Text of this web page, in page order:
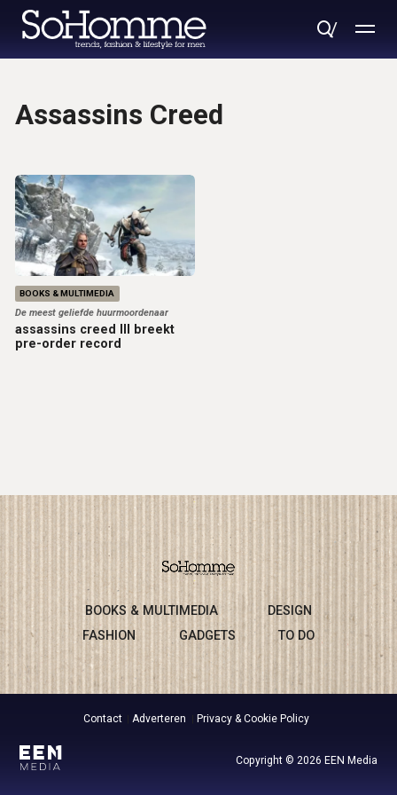
Assassins Creed
BOOKS & MULTIMEDIA
De meest geliefde huurmoordenaar
assassins creed III breekt
pre-order record
BOOKS & MULTIMEDIA
DESIGN
FASHION
GADGETS TO DO
Copyright © 2026 EEN Media
Contact Adverteren Privacy & Cookie Policy